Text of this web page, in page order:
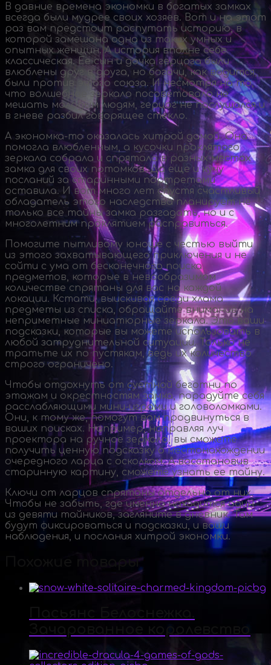
В давние времена экономки в богатых замках
всегда были мудрее своих хозяев. Вот и на этот
раз вам предстоит распутать историю, в
которой замешана одна из таких умных и
опытных женщин. А история вполне себе
классическая. Ее сын и дочка герцога были
влюблены друг в друга, но богачи, как водится,
были против этого союза. И несмотря на то,
что волшебное зеркало посоветовало не
мешать молодым людям, герцог не послушался и
в гневе разбил говорящее стекло.
А экономка-тооказалась хитрой дамой. Она
помогла влюбленным, а кусочки проклятого
зеркала собрала и спрятала в разных местах
замка для своих потомков. Да еще и кучу
посланий за старинными портретами
оставила. И вот много лет спустя счастливый
обладатель этого наследства планирует не
только все тайны замка разгадать, но и с
многолетним проклятием расправиться.
Помогите пытливому юноше с честью выйти
из этого захватывающего приключения и не
сойти с ума от бесконечного поиска
предметов, которые в невообразимом
количестве спрятаны для вас на каждой
локации. Кстати, выискивая среди хлама
предметы из списка, обращайте внимание на
неприметные миниатюрные зеркала. Это ваши
подсказки, которые вы можете использовать в
любой затруднительной ситуации. Только не
тратьте их по пустякам, ведь их количество
строго ограничено.
Чтобы отдохнуть от суетной беготни по
этажам и окрестностям замка, порадуйте себя
расслабляющими мини-играмии головоломками.
Они, к тому же, помогут вам продвинуться в
ваших поисках. Например, направляя луч
проектора на ручное зеркало, вы сможете
получить ценную подсказку о местонахождении
очередного ларца с осколком. А восстановив
старинную картину, сможете узнать ее тайну.
Ключи от ларцов спрятаны отдельно от них.
Чтобы не забыть, где именно находится один
из девяти тайников, загляните в дневник. Там
будут фиксироваться и подсказки, и ваши
наблюдения, и послания хитрой экономки.
Похожие товары